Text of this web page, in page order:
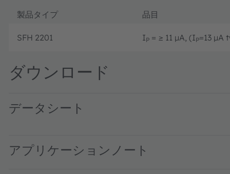
製品タイプ 品目
SFH 2201 IP = ≥ 11 µA, (IP=13 µA
ダウンロード
データシート
アプリケーションノート